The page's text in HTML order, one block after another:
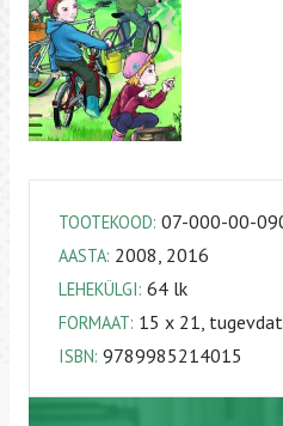
TOOTEKOOD: 07-000-00-
AASTA: 2008, 2016
LEHEKÜLGI: 64 lk
FORMAAT: 15 x 21,
ISBN: 9789985214015